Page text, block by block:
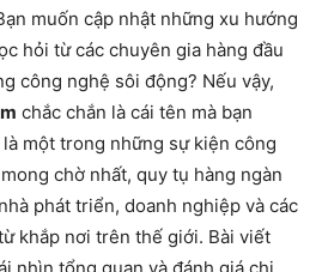
muốn cập nhật những xu hướng
hỏi từ các chuyên gia hàng đầu
công nghệ sôi động? Nếu vậy,
chắc chắn là cái tên mà bạn
một trong những sự kiện công
chờ nhất, quy tụ hàng ngàn
phát triển, doanh nghiệp và các
khắp nơi trên thế giới. Bài viết